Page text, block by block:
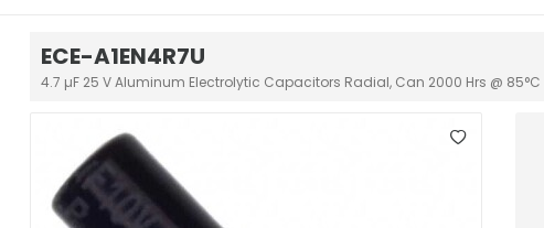
ECE-A1EN4R7U
4.7 µF 25 V Aluminum Electrolytic Capacitors Radial, Can 2000 Hrs @ 85°C